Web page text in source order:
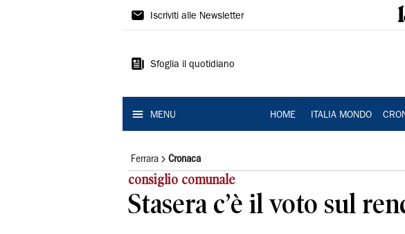
La
Ferrara
Iscriviti alle Newsletter
Sfoglia il quotidiano
MENU HOME ITALIA MONDO
Ferrara Cronaca
consiglio comunale
Stasera c’è il voto sul